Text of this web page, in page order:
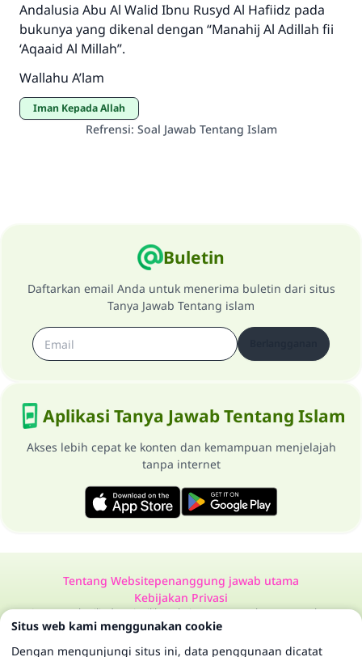
Andalusia Abu Al Walid Ibnu Rusyd Al Hafiidz pada
bukunya yang dikenal dengan “Manahij Al Adillah fii
‘Aqaaid Al Millah”.
Wallahu A’lam
Iman Kepada Allah
Refrensi: Soal Jawab Tentang Islam
Buletin
Daftarkan email Anda untuk menerima buletin dari situs
Tanya Jawab Tentang islam
Aplikasi Tanya Jawab Tentang Islam
Akses lebih cepat ke konten dan kemampuan menjelajah
tanpa internet
Tentang Websitepenanggung jawab utama
Kebijakan Privasi
Semua Hak Dilindungi Milik Website Tanya Jawab Tentang Islam
1997-2025 ©
Situs web kami menggunakan cookie
Dengan mengunjungi situs ini, data penggunaan dicatat